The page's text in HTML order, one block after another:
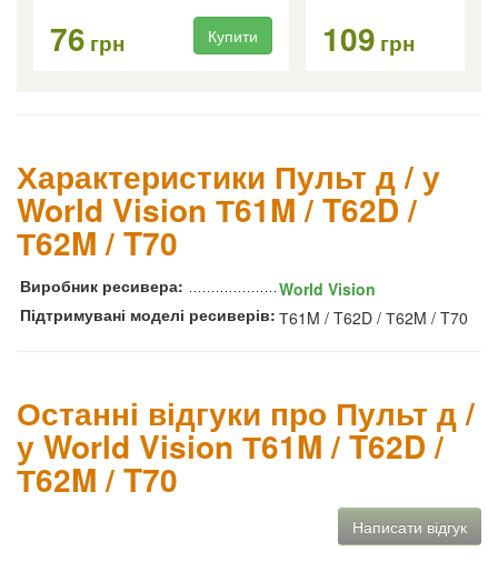
76 грн Купити 109 грн
Характеристики Пульт д / у
World Vision Т61M / T62D /
Т62M / T70
Виробник ресивера:
World Vision
Підтримувані моделі ресиверів: Т61M / T62D / Т62M / T70
Останні відгуки про Пульт д /
у World Vision Т61M / T62D /
Т62M / T70
Написати відгук